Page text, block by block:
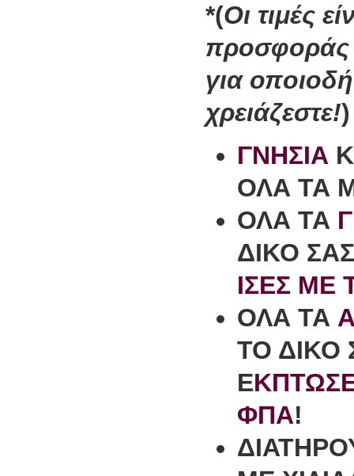
*(Οι τιμές
προσφοράς
για
χρειάζεστε!)
ΓΝΗΣΙΑ
ΟΛΑ ΤΑ
ΟΛΑ ΤΑ
ΔΙΚΟ
ΙΣΕΣ ΜΕ
ΟΛΑ ΤΑ
ΤΟ
Ε
ΦΠΑ!